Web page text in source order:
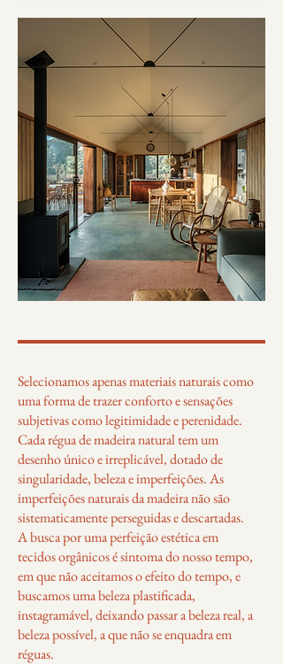
Selecionamos apenas materiais naturais como
uma forma de trazer conforto e sensações
subjetivas como legitimidade e perenidade.
Cada régua de madeira natural tem um
desenho único e irreplicável, dotado de
singularidade, beleza e imperfeições. As
imperfeições naturais da madeira não são
sistematicamente perseguidas e descartadas.
A busca por uma perfeição estética em
tecidos orgânicos é sintoma do nosso tempo,
em que não aceitamos o efeito do tempo, e
buscamos uma beleza plastificada,
instagramável, deixando passar a beleza real, a
beleza possível, a que não se enquadra em
réguas.